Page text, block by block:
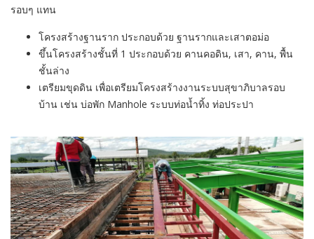
รอบๆ แทน
โครงสร้างฐานราก ประกอบด้วย ฐานรากและเสาตอม่อ
ขึ้นโครงสร้างชั้นที่ 1 ประกอบด้วย คานคอดิน, เสา, คาน, พื้น
ชั้นล่าง
เตรียมขุดดิน เพื่อเตรียมโครงสร้างงานระบบสุขาภิบาลรอบ
บ้าน เช่น บ่อพัก Manhole ระบบท่อน้ำทิ้ง ท่อประปา